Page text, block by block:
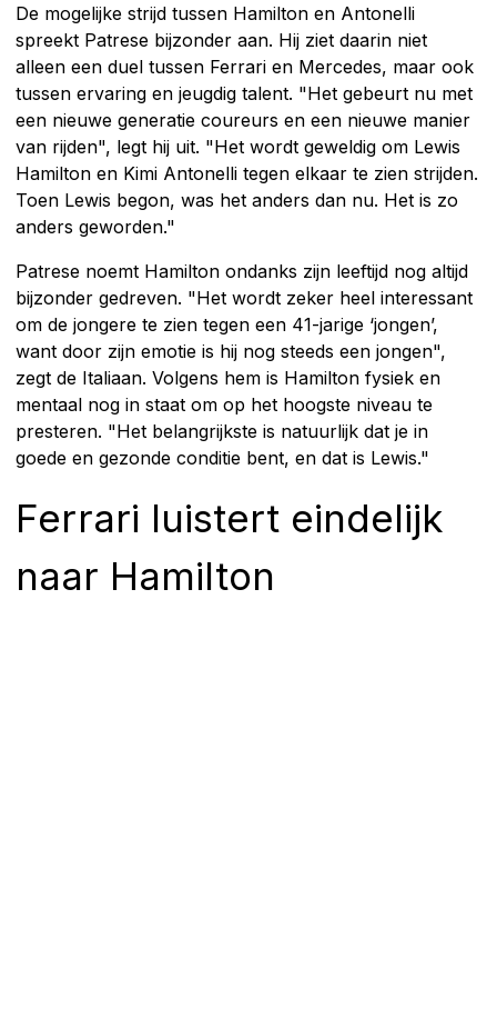
De mogelijke strijd tussen Hamilton en Antonelli
spreekt Patrese bijzonder aan. Hij ziet daarin niet
alleen een duel tussen Ferrari en Mercedes, maar ook
tussen ervaring en jeugdig talent. "Het gebeurt nu met
een nieuwe generatie coureurs en een nieuwe manier
van rijden", legt hij uit. "Het wordt geweldig om Lewis
Hamilton en Kimi Antonelli tegen elkaar te zien strijden.
Toen Lewis begon, was het anders dan nu. Het is zo
anders geworden."
Patrese noemt Hamilton ondanks zijn leeftijd nog altijd
bijzonder gedreven. "Het wordt zeker heel interessant
om de jongere te zien tegen een 41-jarige ‘jongen’,
want door zijn emotie is hij nog steeds een jongen",
zegt de Italiaan. Volgens hem is Hamilton fysiek en
mentaal nog in staat om op het hoogste niveau te
presteren. "Het belangrijkste is natuurlijk dat je in
goede en gezonde conditie bent, en dat is Lewis."
Ferrari luistert eindelijk
naar Hamilton